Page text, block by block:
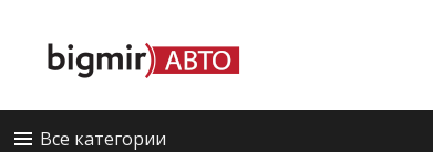
Все категории